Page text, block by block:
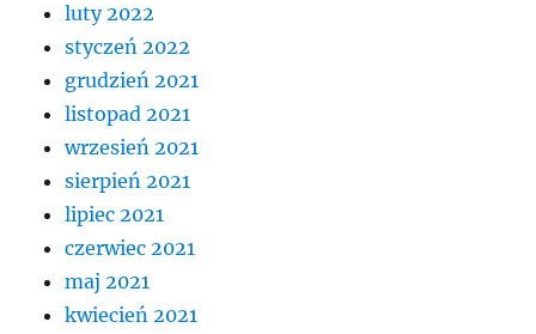
luty 2022
styczeń 2022
grudzień 2021
listopad 2021
wrzesień 2021
sierpień 2021
lipiec 2021
czerwiec 2021
maj 2021
kwiecień 2021